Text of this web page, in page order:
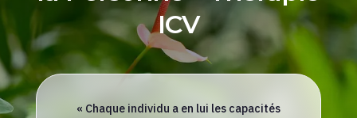
ICV
« Chaque individu a en lui les capacités